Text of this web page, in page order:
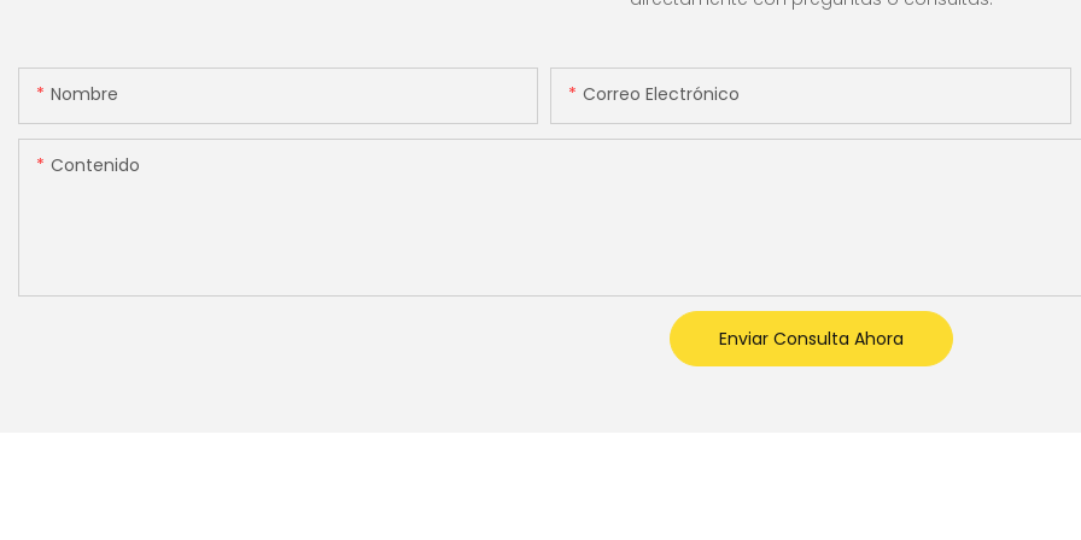
Nombre Correo Electrónico
Contenido
Enviar Consulta Ahora